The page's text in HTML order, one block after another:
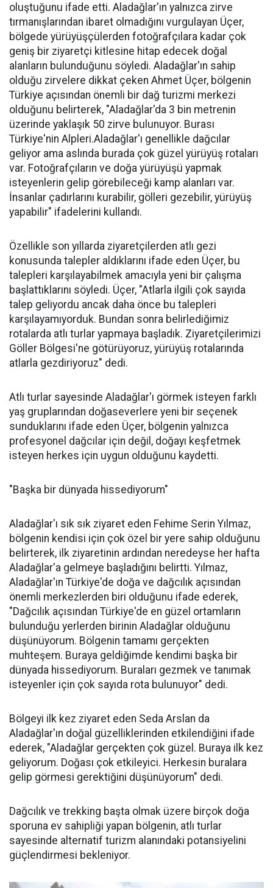
oluştuğunu ifade etti. Aladağlar'ın yalnızca zirve
tırmanışlarından ibaret olmadığını vurgulayan Üçer,
bölgede yürüyüşçülerden fotoğrafçılara kadar çok
geniş bir ziyaretçi kitlesine hitap edecek doğal
alanların bulunduğunu söyledi. Aladağlar'ın sahip
olduğu zirvelere dikkat çeken Ahmet Üçer, bölgenin
Türkiye açısından önemli bir dağ turizmi merkezi
olduğunu belirterek, "Aladağlar'da 3 bin metrenin
üzerinde yaklaşık 50 zirve bulunuyor. Burası
Türkiye'nin Alpleri.Aladağlar'ı genellikle dağcılar
geliyor ama aslında burada çok güzel yürüyüş rotaları
var. Fotoğrafçıların ve doğa yürüyüşü yapmak
isteyenlerin gelip görebileceği kamp alanları var.
İnsanlar çadırlarını kurabilir, gölleri gezebilir, yürüyüş
yapabilir" ifadelerini kullandı.
Özellikle son yıllarda ziyaretçilerden atlı gezi
konusunda talepler aldıklarını ifade eden Üçer, bu
talepleri karşılayabilmek amacıyla yeni bir çalışma
başlattıklarını söyledi. Üçer, "Atlarla ilgili çok sayıda
talep geliyordu ancak daha önce bu talepleri
karşılayamıyorduk. Bundan sonra belirlediğimiz
rotalarda atlı turlar yapmaya başladık. Ziyaretçilerimizi
Göller Bölgesi'ne götürüyoruz, yürüyüş rotalarında
atlarla gezdiriyoruz" dedi.
Atlı turlar sayesinde Aladağlar'ı görmek isteyen farklı
yaş gruplarından doğaseverlere yeni bir seçenek
sunduklarını ifade eden Üçer, bölgenin yalnızca
profesyonel dağcılar için değil, doğayı keşfetmek
isteyen herkes için uygun olduğunu kaydetti.
"Başka bir dünyada hissediyorum"
Aladağlar'ı sık sık ziyaret eden Fehime Serin Yılmaz,
bölgenin kendisi için çok özel bir yere sahip olduğunu
belirterek, ilk ziyaretinin ardından neredeyse her hafta
Aladağlar'a gelmeye başladığını belirtti. Yılmaz,
Aladağlar'ın Türkiye'de doğa ve dağcılık açısından
önemli merkezlerden biri olduğunu ifade ederek,
"Dağcılık açısından Türkiye'de en güzel ortamların
bulunduğu yerlerden birinin Aladağlar olduğunu
düşünüyorum. Bölgenin tamamı gerçekten
muhteşem. Buraya geldiğimde kendimi başka bir
dünyada hissediyorum. Buraları gezmek ve tanımak
isteyenler için çok sayıda rota bulunuyor" dedi.
Bölgeyi ilk kez ziyaret eden Seda Arslan da
Aladağlar'ın doğal güzelliklerinden etkilendiğini ifade
ederek, "Aladağlar gerçekten çok güzel. Buraya ilk kez
geliyorum. Doğası çok etkileyici. Herkesin buralara
gelip görmesi gerektiğini düşünüyorum" dedi.
Dağcılık ve trekking başta olmak üzere birçok doğa
sporuna ev sahipliği yapan bölgenin, atlı turlar
sayesinde alternatif turizm alanındaki potansiyelini
güçlendirmesi bekleniyor.